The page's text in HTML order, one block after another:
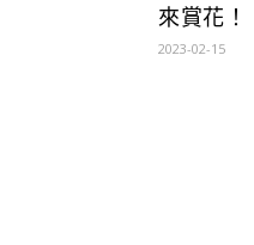
來賞花！
2023-02-15